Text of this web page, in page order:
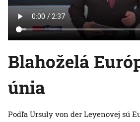
Blahoželá
únia
Podľa Ursuly von der Leyenovej sú